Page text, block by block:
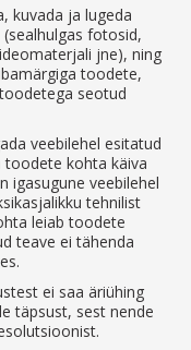
kuvada ja lugeda
fotosid,
jne), ning
toodete,
seotud
veebilehel esitatud
toodete kohta käiva
igasugune veebilehel
tehnilist
leiab toodete
teave ei tähenda
ei saa äriühing
täpsust, sest nende